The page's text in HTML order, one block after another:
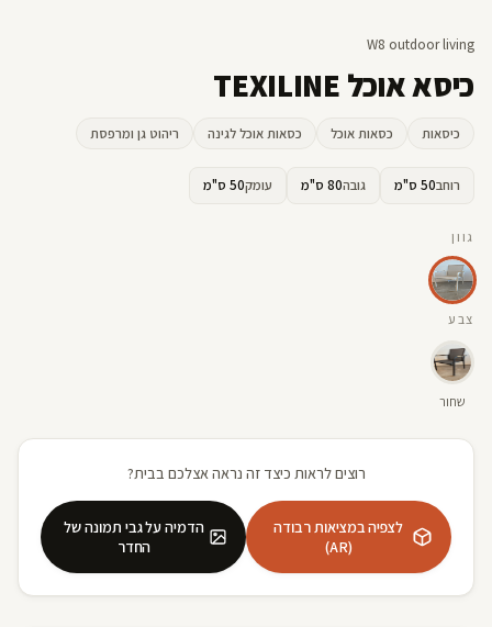
W8 outdoor living
כיסא אוכל TEXILINE
כיסאות כסאות אוכל כסאות אוכל לגינה ריהוט גן ומרפסת
רוחב50 ס"מ גובה80 ס"מ עומק50 ס"מ
גוון
צבע
שחור
רוצים לראות כיצד זה נראה אצלכם בבית?
לצפיה במציאות רבודה
(AR)
הדמיה על גבי תמונה של
החדר